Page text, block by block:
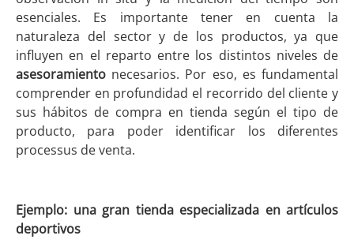
esenciales. Es importante tener en cuenta la
naturaleza del sector y de los productos, ya que
influyen en el reparto entre los distintos niveles de
asesoramiento necesarios. Por eso, es fundamental
comprender en profundidad el recorrido del cliente y
sus hábitos de compra en tienda según el tipo de
producto, para poder identificar los diferentes
processus de venta.
Ejemplo: una gran tienda especializada en artículos
deportivos